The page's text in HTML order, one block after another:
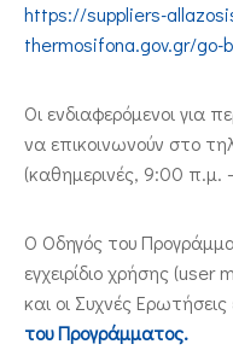
https://suppliers-
thermosifona.gov.gr/go-
Οι ενδιαφερόμενοι για
να επικοινωνούν στο
(καθημερινές, 9:00 π.μ.
Ο Οδηγός του
εγχειρίδιο χρήσης
και οι Συχνές Ερωτήσεις
του Προγράμματος.